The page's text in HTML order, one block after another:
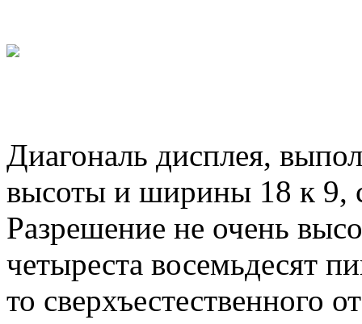
Диагональ дисплея,
высоты и ширины 18 к 9,
Разрешение не очень
четыреста восемьдесят
то сверхъестественного